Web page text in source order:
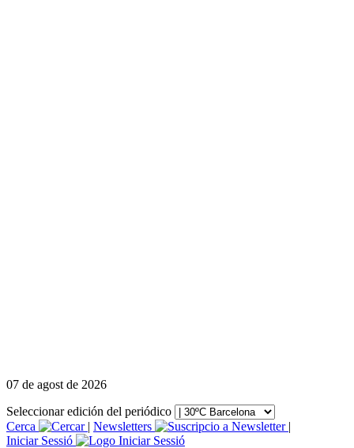
07 de agost de 2026
Seleccionar edición del periódico
Cerca
| Newsletters
|
Iniciar Sessió